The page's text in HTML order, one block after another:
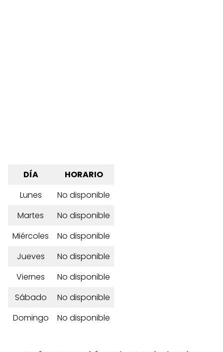
DÍA
HORARIO
Lunes
No disponible
Martes
No disponible
Miércoles
No disponible
Jueves
No disponible
Viernes
No disponible
Sábado
No disponible
Domingo
No disponible